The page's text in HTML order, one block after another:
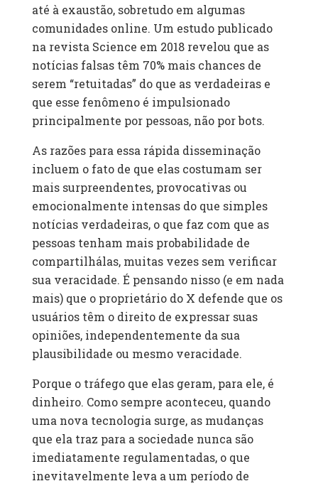
até à exaustão, sobretudo em algumas
comunidades online. Um estudo publicado
na revista Science em 2018 revelou que as
notícias falsas têm 70% mais chances de
serem “retuitadas” do que as verdadeiras e
que esse fenômeno é impulsionado
principalmente por pessoas, não por bots.
As razões para essa rápida disseminação
incluem o fato de que elas costumam ser
mais surpreendentes, provocativas ou
emocionalmente intensas do que simples
notícias verdadeiras, o que faz com que as
pessoas tenham mais probabilidade de
compartilhálas, muitas vezes sem verificar
sua veracidade. É pensando nisso (e em nada
mais) que o proprietário do X defende que os
usuários têm o direito de expressar suas
opiniões, independentemente da sua
plausibilidade ou mesmo veracidade.
Porque o tráfego que elas geram, para ele, é
dinheiro. Como sempre aconteceu, quando
uma nova tecnologia surge, as mudanças
que ela traz para a sociedade nunca são
imediatamente regulamentadas, o que
inevitavelmente leva a um período de